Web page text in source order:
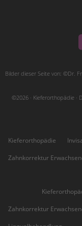
Bilder dieser Seite von: ©Dr.
©2026 · Kieferorthopädie ·
Kieferorthopädie
Zahnkorrektur
Zahnkorrektur